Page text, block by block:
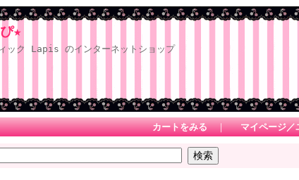
★
ィック Lapis のインターネットショップ
カートをみる ｜ マイページ／